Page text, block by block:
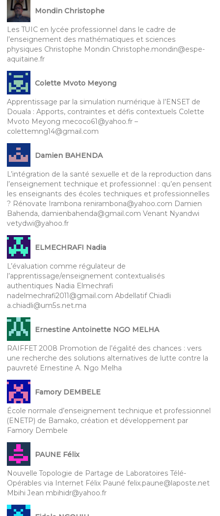
Mondin Christophe
Les TUIC en lycée professionnel dans le cadre de
l’enseignement des mathématiques et sciences
physiques Christophe Mondin Christophe.mondin@espe-
aquitaine.fr
Colette Mvoto Meyong
Apprentissage par la simulation numérique à l’ENSET de
Douala : Apports, contraintes et défis contextuels Colette
Mvoto Meyong mecoco61@yahoo.fr –
colettemng14@gmail.com
Damien BAHENDA
L’intégration de la santé sexuelle et de la reproduction dans
l’enseignement technique et professionnel : qu’en pensent
les enseignants des écoles techniques et professionnelles
? Rénovate Irambona renirambona@yahoo.com Damien
Bahenda, damienbahenda@gmail.com Venant Nyandwi
vetydwi@yahoo.fr
ELMECHRAFI Nadia
L’évaluation comme régulateur de
l’apprentissage/enseignement contextualisés
authentiques Nadia Elmechrafi
nadelmechrafi2011@gmail.com Abdellatif Chiadli
a.chiadli@um5s.net.ma
Ernestine Antoinette NGO MELHA
RAIFFET 2008 Promotion de l’égalité des chances : vers
une recherche des solutions alternatives de lutte contre la
pauvreté Ernestine A. Ngo Melha
Famory DEMBELE
École normale d’enseignement technique et professionnel
(ENETP) de Bamako, création et développement par
Famory Dembele
PAUNE Félix
Nouvelle Topologie de Partage de Laboratoires Télé-
Opérables via Internet Félix Pauné felix.paune@laposte.net
Mbihi Jean mbihidr@yahoo.fr